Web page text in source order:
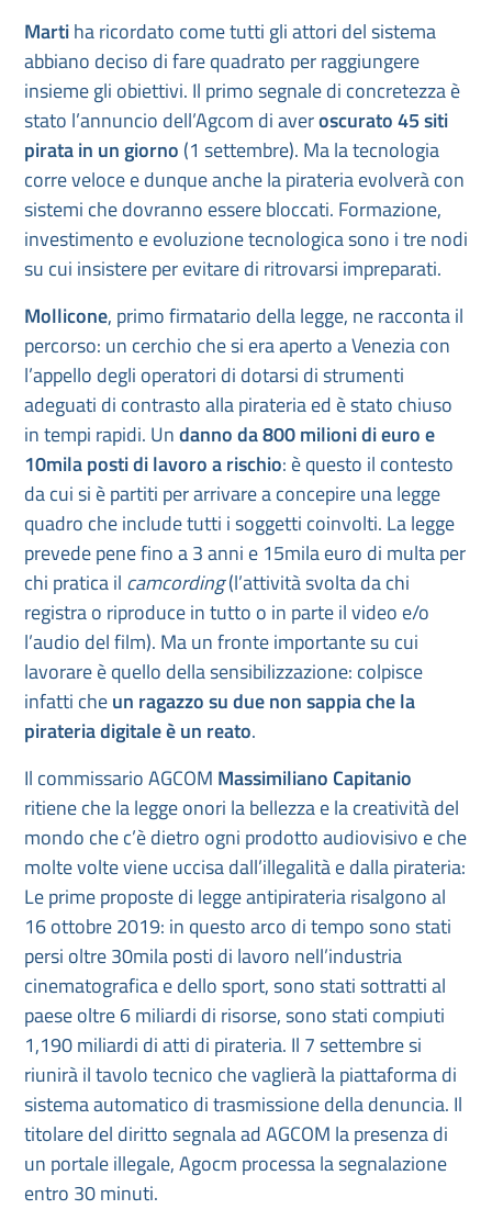
Martiha ricordato come tutti gli attori del sistema
abbiano deciso di fare quadrato per raggiungere
insieme gli obiettivi. Il primo segnale di concretezza è
stato l’annuncio dell’Agcom di averoscurato 45 siti
pirata in un giorno (1 settembre). Ma la tecnologia
corre veloce e dunque anche la pirateria evolverà con
sistemi che dovranno essere bloccati. Formazione,
investimento e evoluzione tecnologica sono i tre nodi
su cui insistere per evitare di ritrovarsi impreparati.
Mollicone, primo firmatario della legge, ne racconta il
percorso: un cerchio che si era aperto a Venezia con
l’appello degli operatori di dotarsi di strumenti
adeguati di contrasto alla pirateria ed è stato chiuso
in tempi rapidi. Undanno da 800 milioni di euro e
10mila posti di lavoro a rischio: è questo il contesto
da cui si è partiti per arrivare a concepire una legge
quadro che include tutti i soggetti coinvolti. La legge
prevede pene fino a 3 anni e 15mila euro di multa per
chi pratica il camcording(l’attività svolta da chi
registra o riproduce in tutto o in parte il video e/o
l’audio del film). Ma un fronte importante su cui
lavorare è quello della sensibilizzazione: colpisce
infatti cheun ragazzo su due non sappia che la
pirateria digitale è un reato.
Il commissario AGCOM Massimiliano Capitanio
ritiene che la legge onori la bellezza e la creatività del
mondo che c’è dietro ogni prodotto audiovisivo e che
molte volte viene uccisa dall’illegalità e dalla pirateria:
Le prime proposte di legge antipirateria risalgono al
16 ottobre 2019: in questo arco di tempo sono stati
persi oltre 30mila posti di lavoro nell’industria
cinematografica e dello sport, sono stati sottratti al
paese oltre 6 miliardi di risorse, sono stati compiuti
1,190 miliardi di atti di pirateria. Il 7 settembre si
riunirà il tavolo tecnico che vaglierà la piattaforma di
sistema automatico di trasmissione della denuncia. Il
titolare del diritto segnala ad AGCOM la presenza di
un portale illegale, Agocm processa la segnalazione
entro 30 minuti.